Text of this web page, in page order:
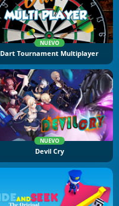
NUEVO
Dart Tournament Multiplayer
NUEVO
Devil Cry